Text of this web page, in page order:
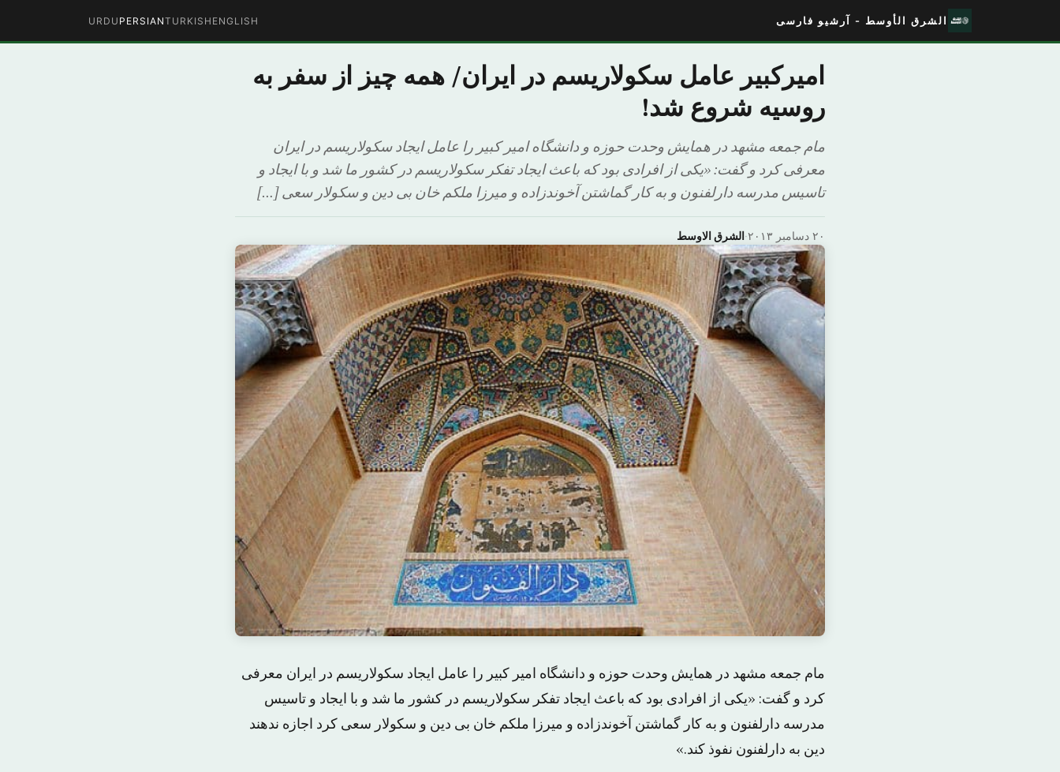
الشرق الأوسط - آرشیو فارسی ENGLISH
TURKISH
PERSIAN
URDU
امیرکبیر عامل سکولاریسم در ایران/ همه چیز از سفر به
روسیه شروع شد!
مام جمعه مشهد در همایش وحدت حوزه و دانشگاه امیر کبیر را عامل ایجاد سکولاریسم در ایران
معرفی کرد و گفت: «یکی از افرادی بود که باعث ایجاد تفکر سکولاریسم در کشور ما شد و با ایجاد و
تاسیس مدرسه دارلفنون و به کار گماشتن آخوندزاده و میرزا ملکم خان بی دین و سکولار سعی […]
الشرق الاوسط· ۲۰ دسامبر ۲۰۱۳
مام جمعه مشهد در همایش وحدت حوزه و دانشگاه امیر کبیر را عامل ایجاد سکولاریسم در ایران معرفی
کرد و گفت: «یکی از افرادی بود که باعث ایجاد تفکر سکولاریسم در کشور ما شد و با ایجاد و تاسیس
مدرسه دارلفنون و به کار گماشتن آخوندزاده و میرزا ملکم خان بی دین و سکولار سعی کرد اجازه ندهند
دین به دارلفنون نفوذ کند.»